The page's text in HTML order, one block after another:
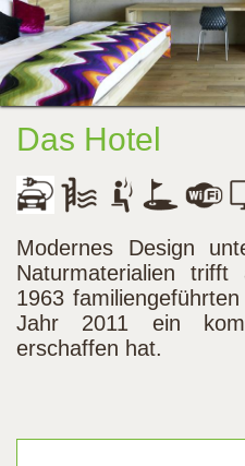
Das Hotel
Modernes Design
Naturmaterialien
1963
Jahr 2011 ein
erschaffen hat.